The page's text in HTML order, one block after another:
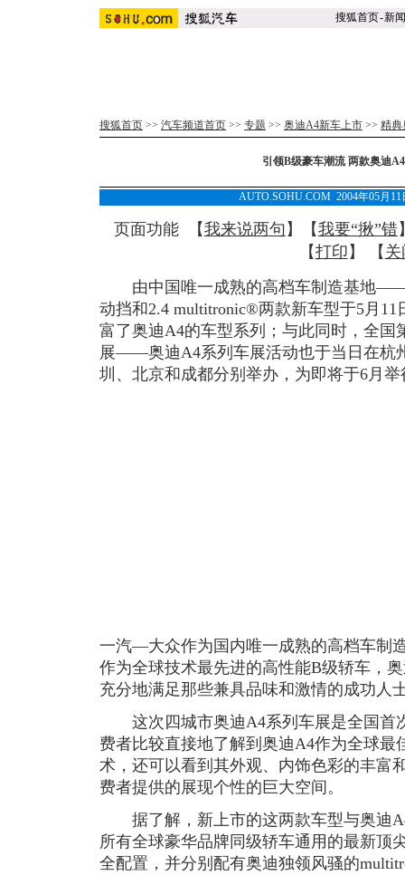
搜狐首页-新闻
搜狐首页 >> 汽车频道首页 >> 专题 >> 奥迪A4新车上市 >> 精典
引领B级豪车潮流 两款奥迪
AUTO.SOHU.COM 2004年05月
页面功能 【我来说两句 】【我要“揪”错
【打印 】 【 关
由中国唯一成熟的高档车制造基地
动挡和2.4 multitronic®两款新车型于5月
富了奥迪A4的车型系列；与此同时，全国
展——奥迪A4系列车展活动也于当日在杭
圳、北京和成都分别举办，为即将于6月
一汽—大众作为国内唯一成熟的高档车制
作为全球技术最先进的高性能B级轿车，
充分地满足那些兼具品味和激情的成功人
这次四城市奥迪A4系列车展是全国首
费者比较直接地了解到奥迪A4作为全球最
术，还可以看到其外观、内饰色彩的丰富
费者提供的展现个性的巨大空间。
据了解，新上市的这两款车型与奥迪
所有全球豪华品牌同级轿车通用的最新顶
全配置，并分别配有奥迪独领风骚的